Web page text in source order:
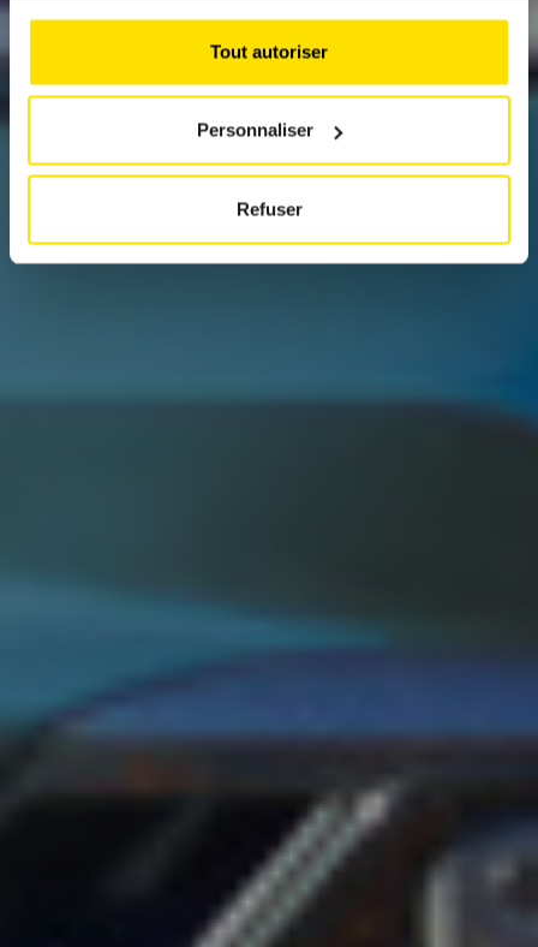
Tout autoriser
Personnaliser
Refuser
l’heure de l’électrification à tout va, ce
roadster 6 cylindres en boîte mécanique nous
refait découvrir les joies de la conduite.